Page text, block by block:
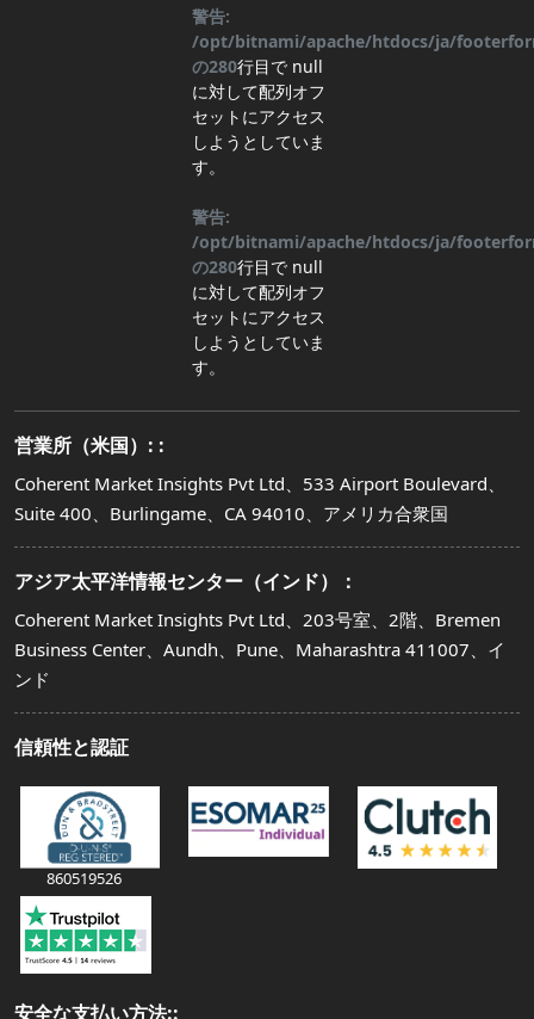
警告:
/opt/bitnami/apache/htdocs/ja/
の280行目で null
に対して配列オフ
セットにアクセス
しようとしていま
す。
警告:
/opt/bitnami/apache/htdocs/ja/
の280行目で null
に対して配列オフ
セットにアクセス
しようとしていま
す。
営業所（米国）: :
Coherent Market Insights Pvt Ltd、533 Airport Boulevard、
Suite 400、Burlingame、CA 94010、アメリカ合衆国
アジア太平洋情報センター（インド）：
Coherent Market Insights Pvt Ltd、203号室、2階、Bremen
Business Center、Aundh、Pune、Maharashtra 411007、イ
ンド
信頼性と認証
860519526
安全な支払い方法::